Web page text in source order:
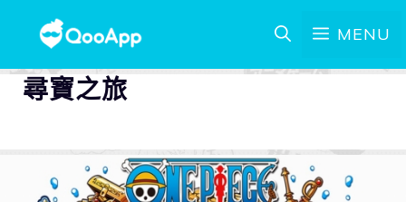
MENU
尋寶之旅